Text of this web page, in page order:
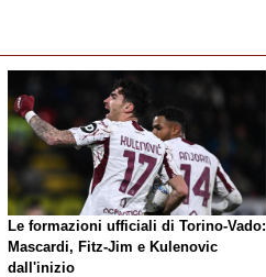
Le formazioni ufficiali di Torino-Vado:
Mascardi, Fitz-Jim e Kulenovic
dall'inizio